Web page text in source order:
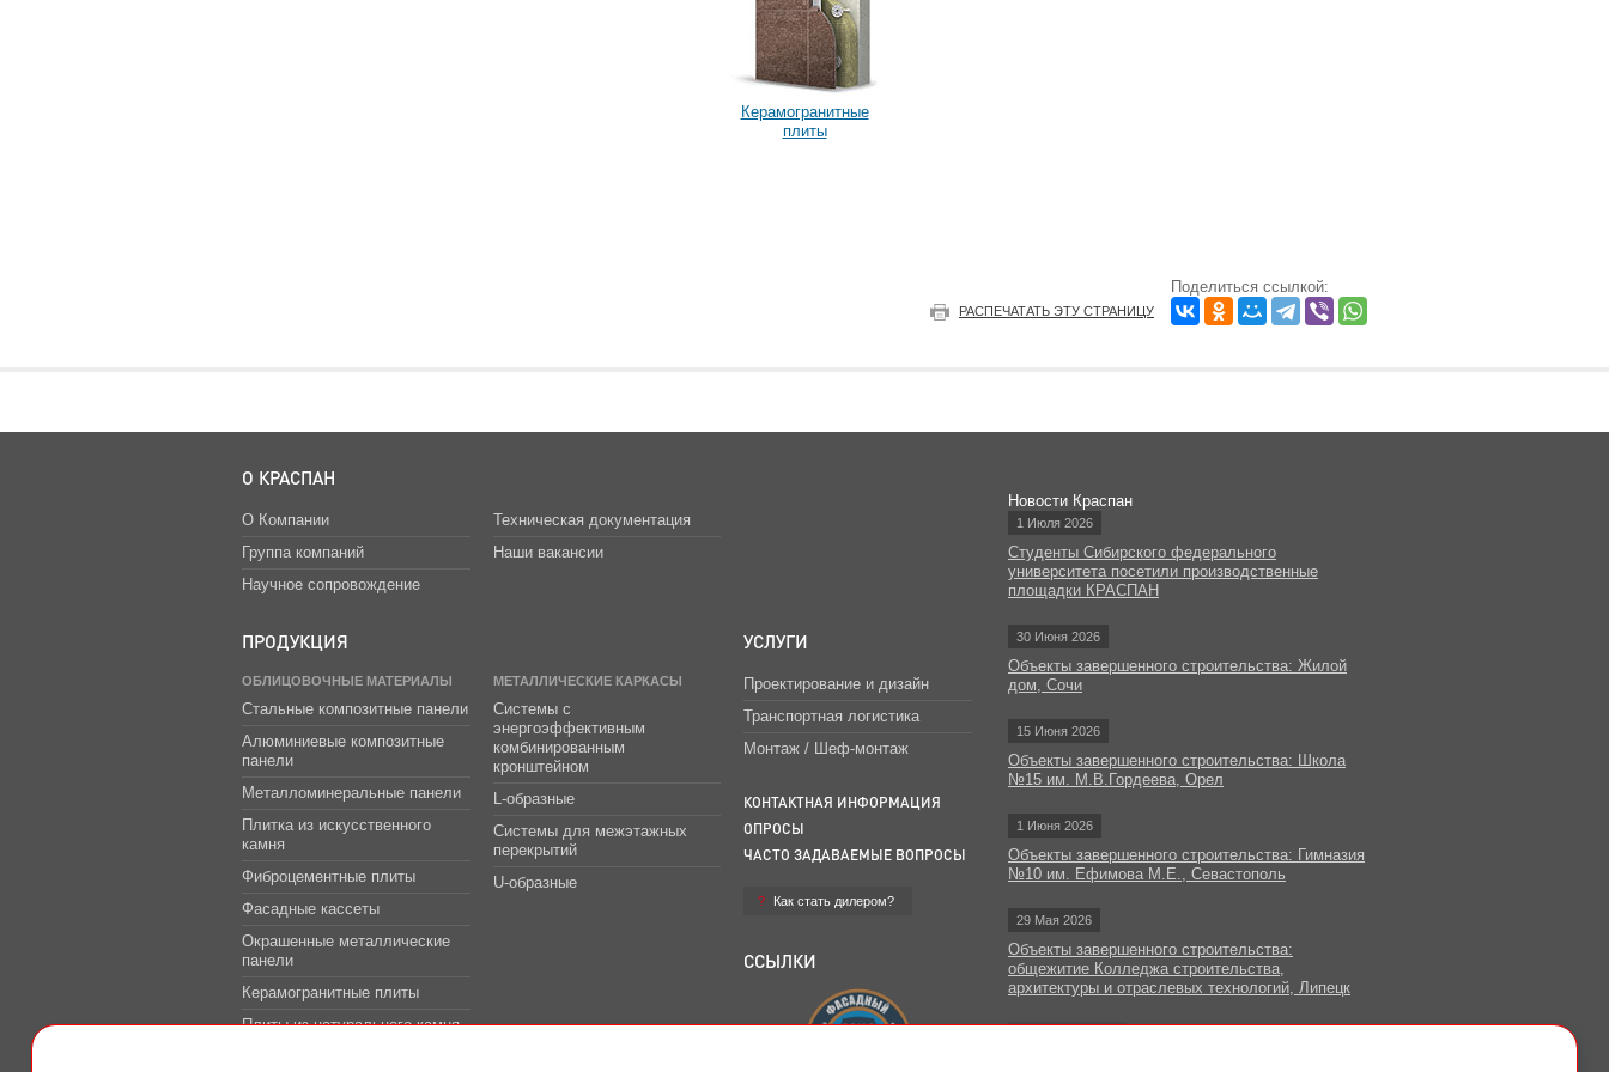
Керамогранитные
плиты
РАСПЕЧАТАТЬ ЭТУ СТРАНИЦУ
Поделиться ссылкой:
О КРАСПАН
О Компании
Группа компаний
Научное сопровождение
Техническая документация
Наши вакансии
ПРОДУКЦИЯ
ОБЛИЦОВОЧНЫЕ МАТЕРИАЛЫ
Стальные композитные панели
Алюминиевые композитные
панели
Металломинеральные панели
Плитка из искусственного
камня
Фиброцементные плиты
Фасадные кассеты
Окрашенные металлические
панели
Керамогранитные плиты
Плиты из натурального камня
МЕТАЛЛИЧЕСКИЕ КАРКАСЫ
Системы с
энергоэффективным
комбинированным
кронштейном
L-образные
Системы для межэтажных
перекрытий
U-образные
УСЛУГИ
Проектирование и дизайн
Транспортная логистика
Монтаж / Шеф-монтаж
КОНТАКТНАЯ ИНФОРМАЦИЯ
ОПРОСЫ
ЧАСТО ЗАДАВАЕМЫЕ ВОПРОСЫ
Как стать дилером?
ССЫЛКИ
Новости Краспан
1 Июля 2026
Студенты Сибирского федерального
университета посетили производственные
площадки КРАСПАН
30 Июня 2026
Объекты завершенного строительства: Жилой
дом, Сочи
15 Июня 2026
Объекты завершенного строительства: Школа
№15 им. М.В.Гордеева, Орел
1 Июня 2026
Объекты завершенного строительства: Гимназия
№10 им. Ефимова М.Е., Севастополь
29 Мая 2026
Объекты завершенного строительства:
общежитие Колледжа строительства,
архитектуры и отраслевых технологий, Липецк